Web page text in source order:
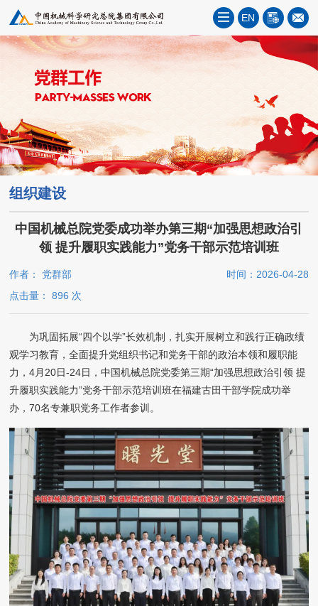
EN
组织建设
中国机械总院党委成功举办第三期“加强思想政治引
领 提升履职实践能力”党务干部示范培训班
作者： 党群部
时间：2026-04-28
点击量：896 次
为巩固拓展“四个以学”长效机制，扎实开展树立和践行正确政绩
观学习教育，全面提升党组织书记和党务干部的政治本领和履职能
力，4月20日-24日，中国机械总院党委第三期“加强思想政治引领 提
升履职实践能力”党务干部示范培训班在福建古田干部学院成功举
办，70名专兼职党务工作者参训。